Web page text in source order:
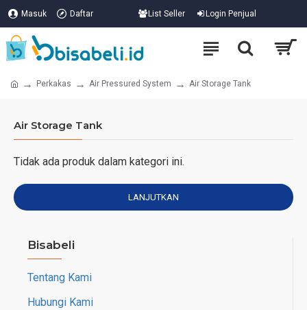
Masuk Daftar List Seller Login Penjual
Perkakas Air Pressured System Air Storage Tank
Air Storage Tank
Tidak ada produk dalam kategori ini.
LANJUTKAN
Bisabeli
Tentang Kami
Hubungi Kami